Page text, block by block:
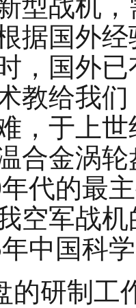
型战机
据国外经
，国外
教给我
，于上世
合金涡
年代的最
空军战
年中国科
的研制工